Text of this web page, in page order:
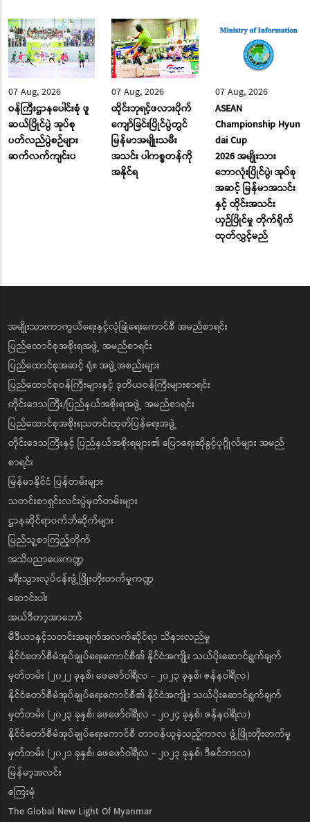
07 Aug, 2026
ဝန်ကြီးဌာနပေါင်းစုံ ဖူ
ဆယ်ပြိုင်ပွဲ အုပ်စု
ပတ်လည်ပွဲစဉ်များ
ဆက်လက်ကျင်းပ
07 Aug, 2026
ထိုင်းဘုရင့်ဖလားပိုက်
ကျော်ခြင်းပြိုင်ပွဲတွင်
မြန်မာအမျိုးသမီး
အသင်း ပါကစ္စတန်ကို
အနိုင်ရ
07 Aug, 2026
ASEAN
Championship Hyun
dai Cup
2026 အမျိုးသား
ဘောလုံးပြိုင်ပွဲ၊ အုပ်စု
အဆင့် မြန်မာအသင်း
နှင့် ထိုင်းအသင်း
ယှဉ်ပြိုင်မှု တိုက်ရိုက်
ထုတ်လွှင့်မည်
အမျိုးသားကာကွယ်ရေးနှင့်လုံခြုံရေးကောင်စီ အမည်စာရင်း
ပြည်ထောင်စုအစိုးရအဖွဲ့ အမည်စာရင်း
ပြည်ထောင်စုအဆင့် ရုံး၊ အဖွဲ့အစည်းများ
ပြည်ထောင်စုဝန်ကြီးများနှင့် ဒုတိယဝန်ကြီးများစာရင်း
တိုင်းဒေသကြီး/ပြည်နယ်အစိုးရအဖွဲ့ အမည်စာရင်း
ပြည်ထောင်စုအစိုးရသတင်းထုတ်ပြန်ရေးအဖွဲ့
တိုင်းဒေသကြီးနှင့် ပြည်နယ်အစိုးရများ၏ ပြောရေးဆိုခွင့်ပုဂ္ဂိုလ်များ အမည်
စာရင်း
မြန်မာနိုင်ငံ ပြန်တမ်းများ
သတင်းစာရှင်းလင်းပွဲမှတ်တမ်းများ
ဌာနဆိုင်ရာဝက်ဘ်ဆိုက်များ
ပြည်သူ့စာကြည့်တိုက်
အသိပညာပေးကဏ္ဍ
ခရီးသွားလုပ်ငန်းဖွံ့ဖြိုးတိုးတက်မှုကဏ္ဍ
ဆောင်းပါး
အယ်ဒီတာ့အာဘော်
မီဒီယာနှင့်သတင်းအချက်အလက်ဆိုင်ရာ သိနားလည်မှု
နိုင်ငံတော်စီမံအုပ်ချုပ်ရေးကောင်စီ၏ နိုင်ငံအကျိုး သယ်ပိုးဆောင်ရွက်ချက်
မှတ်တမ်း (၂၀၂၂ ခုနှစ်၊ ဖေဖော်ဝါရီလ - ၂၀၂၃ ခုနှစ်၊ ဇန်နဝါရီလ)
နိုင်ငံတော်စီမံအုပ်ချုပ်ရေးကောင်စီ၏ နိုင်ငံအကျိုး သယ်ပိုးဆောင်ရွက်ချက်
မှတ်တမ်း (၂၀၂၃ ခုနှစ်၊ ဖေဖော်ဝါရီလ - ၂၀၂၄ ခုနှစ်၊ ဇန်နဝါရီလ)
နိုင်ငံတော်စီမံအုပ်ချုပ်ရေးကောင်စီ တာဝန်ယူခဲ့သည့်ကာလ ဖွံ့ဖြိုးတိုးတက်မှု
မှတ်တမ်း (၂၀၂၁ ခုနှစ်၊ ဖေဖော်ဝါရီလ - ၂၀၂၃ ခုနှစ်၊ ဒီဇင်ဘာလ)
မြန်မာ့အလင်း
ကြေးမုံ
The Global New Light Of Myanmar